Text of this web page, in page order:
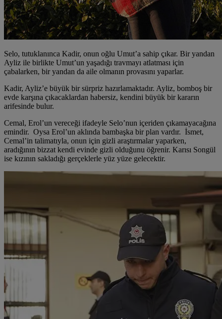
Selo, tutuklanınca Kadir, onun oğlu Umut’a sahip çıkar. Bir yandan
Ayliz ile birlikte Umut’un yaşadığı travmayı atlatması için
çabalarken, bir yandan da aile olmanın provasını yaparlar.
Kadir, Ayliz’e büyük bir sürpriz hazırlamaktadır. Ayliz, bomboş bir
evde karşına çıkacaklardan habersiz, kendini büyük bir kararın
arifesinde bulur.
Cemal, Erol’un vereceği ifadeyle Selo’nun içeriden çıkamayacağına
emindir. Oysa Erol’un aklında bambaşka bir plan vardır. İsmet,
Cemal’in talimatıyla, onun için gizli araştırmalar yaparken,
aradığının bizzat kendi evinde gizli olduğunu öğrenir. Karısı Songül
ise kızının sakladığı gerçeklerle yüz yüze gelecektir.